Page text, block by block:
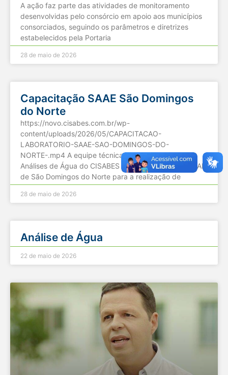
A ação faz parte das atividades de monitoramento
desenvolvidas pelo consórcio em apoio aos municípios
consorciados, seguindo os parâmetros e diretrizes
estabelecidos pela Portaria
28 de maio de 2026
Capacitação SAAE São Domingos
do Norte
https://novo.cisabes.com.br/wp-
content/uploads/2026/05/CAPACITACAO-
LABORATORIO-SAAE-SAO-DOMINGOS-DO-
NORTE-.mp4 A equipe técnica do Laboratório de
Análises de Água do CISABES esteve presente no SAAE
de São Domingos do Norte para a realização de
28 de maio de 2026
Análise de Água
22 de maio de 2026